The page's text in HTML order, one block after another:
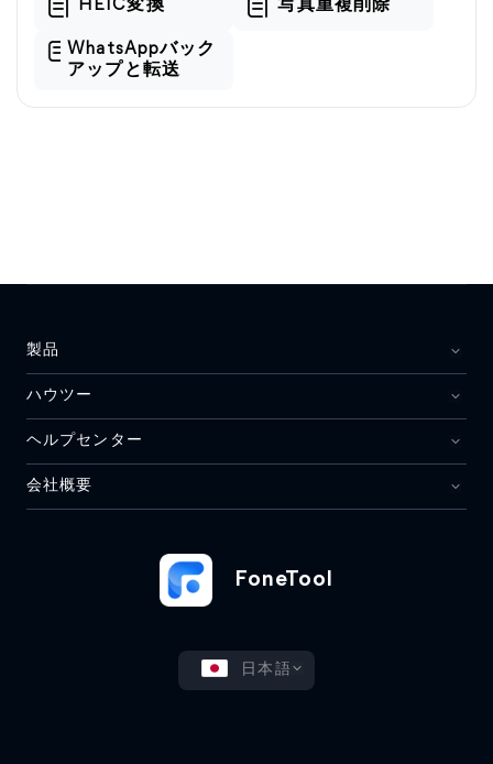
HEIC変換 写真重複削除
WhatsAppバック
アップと転送
FoneTool
日本語
製品
ハウツー
ヘルプセンター
会社概要